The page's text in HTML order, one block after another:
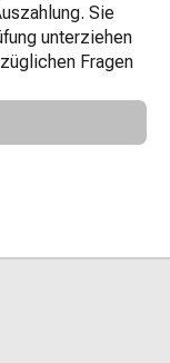
Sie
unterziehen
Fragen